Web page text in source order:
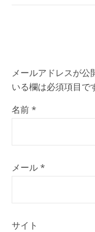
メールアドレスが公
いる欄は必須項目で
名前 *
メール *
サイト